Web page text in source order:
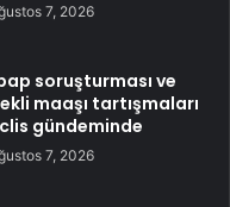
7, 2026
soruşturması ve
maaşı tartışmaları
gündeminde
7, 2026